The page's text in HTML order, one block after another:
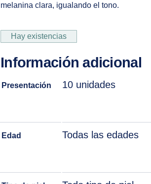
melanina clara, igualando el tono.
Hay existencias
Información adicional
Presentación 10 unidades
Edad Todas las edades